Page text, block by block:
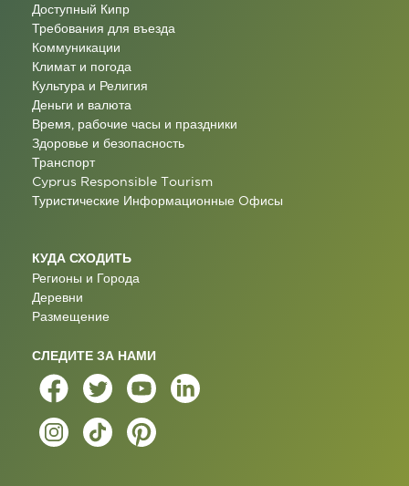
Доступный Кипр
Требования для въезда
Коммуникации
Климат и погода
Культура и Религия
Деньги и валюта
Время, рабочие часы и праздники
Здоровье и безопасность
Транспорт
Cyprus Responsible Tourism
Туристические Информационные Oфисы
КУДА СХОДИТЬ
Регионы и Города
Деревни
Размещение
СЛЕДИТЕ ЗА НАМИ